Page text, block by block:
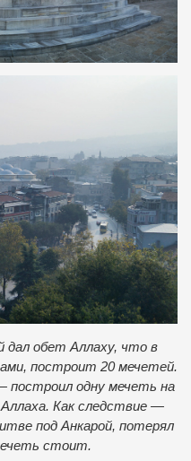
дал обет Аллаху, что в
построит 20 мечетей.
построил одну мечеть на
Как следствие —
под Анкарой, потерял
стоит.